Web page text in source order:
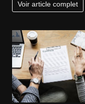
Voir article complet